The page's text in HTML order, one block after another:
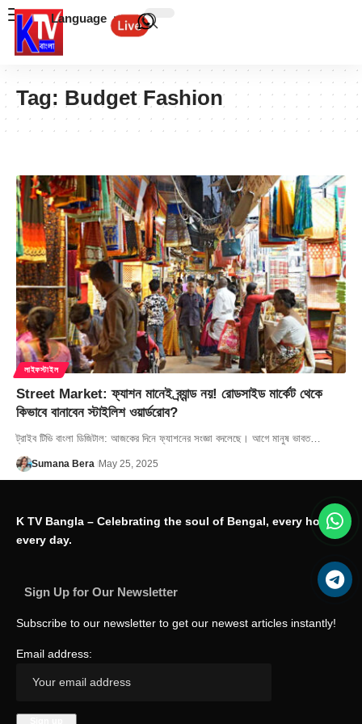
Language
Tag: Budget Fashion
লাইফস্টাইল
Street Market: ফ্যাশন মানেই ব্র্যান্ড নয়! রোডসাইড মার্কেট থেকে
কিভাবে বানাবেন স্টাইলিশ ওয়ার্ডরোব?
ট্রাইব টিভি বাংলা ডিজিটাল: আজকের দিনে ফ্যাশনের সংজ্ঞা বদলেছে। আগে মানুষ ভাবত…
Sumana Bera May 25, 2025
K TV Bangla – Celebrating the soul of Bengal, every hour,
every day.
Sign Up for Our Newsletter
Subscribe to our newsletter to get our newest articles instantly!
Email address: